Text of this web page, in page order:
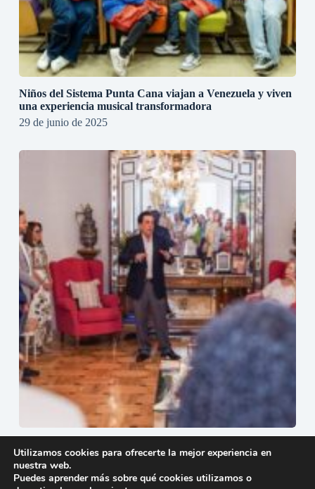
Niños del Sistema Punta Cana viajan a Venezuela y viven
una experiencia musical transformadora
29 de junio de 2025
autores dominicanos en la residencia oficial.
8 de junio de 2025
Utilizamos cookies para ofrecerte la mejor experiencia en
nuestra web.
Puedes aprender más sobre qué cookies utilizamos o